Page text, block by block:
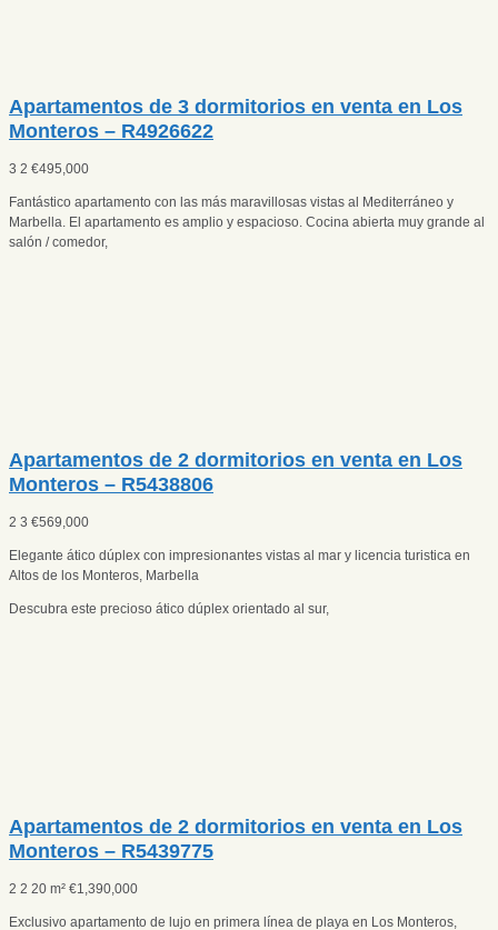
Apartamentos de 3 dormitorios en venta en Los
Monteros – R4926622
3 2 €495,000
Fantástico apartamento con las más maravillosas vistas al Mediterráneo y
Marbella. El apartamento es amplio y espacioso. Cocina abierta muy grande al
salón / comedor,
Apartamentos de 2 dormitorios en venta en Los
Monteros – R5438806
2 3 €569,000
Elegante ático dúplex con impresionantes vistas al mar y licencia turistica en
Altos de los Monteros, Marbella
Descubra este precioso ático dúplex orientado al sur,
Apartamentos de 2 dormitorios en venta en Los
Monteros – R5439775
2 2 20 m² €1,390,000
Exclusivo apartamento de lujo en primera línea de playa en Los Monteros,